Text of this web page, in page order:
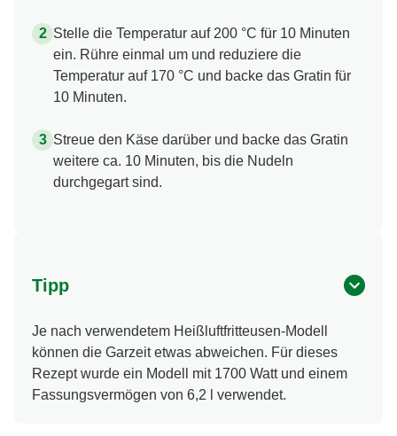
Stelle die Temperatur auf 200 °C für 10 Minuten
ein. Rühre einmal um und reduziere die
Temperatur auf 170 °C und backe das Gratin für
10 Minuten.
Streue den Käse darüber und backe das Gratin
weitere ca. 10 Minuten, bis die Nudeln
durchgegart sind.
Tipp
Je nach verwendetem Heißluftfritteusen-Modell
können die Garzeit etwas abweichen. Für dieses
Rezept wurde ein Modell mit 1700 Watt und einem
Fassungsvermögen von 6,2 l verwendet.